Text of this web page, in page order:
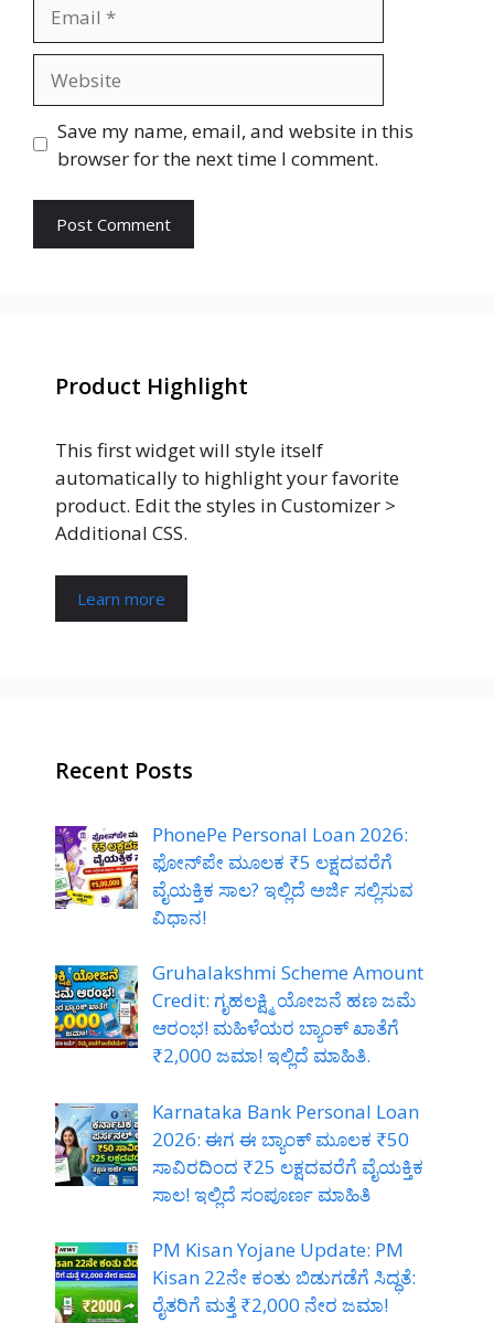
Save my name, email, and website in this
browser for the next time I comment.
Product Highlight
This first widget will style itself
automatically to highlight your favorite
product. Edit the styles in Customizer >
Additional CSS.
Learn more
Recent Posts
PhonePe Personal Loan 2026:
ಫೋನ್‌ಪೇ ಮೂಲಕ ₹5 ಲಕ್ಷದವರೆಗೆ
ವೈಯಕ್ತಿಕ ಸಾಲ? ಇಲ್ಲಿದೆ ಅರ್ಜಿ ಸಲ್ಲಿಸುವ
ವಿಧಾನ!
Gruhalakshmi Scheme Amount
Credit: ಗೃಹಲಕ್ಷ್ಮಿ ಯೋಜನೆ ಹಣ ಜಮೆ
ಆರಂಭ! ಮಹಿಳೆಯರ ಬ್ಯಾಂಕ್ ಖಾತೆಗೆ
₹2,000 ಜಮಾ! ಇಲ್ಲಿದೆ ಮಾಹಿತಿ.
Karnataka Bank Personal Loan
2026: ಈಗ ಈ ಬ್ಯಾಂಕ್ ಮೂಲಕ ₹50
ಸಾವಿರದಿಂದ ₹25 ಲಕ್ಷದವರೆಗೆ ವೈಯಕ್ತಿಕ
ಸಾಲ! ಇಲ್ಲಿದೆ ಸಂಪೂರ್ಣ ಮಾಹಿತಿ
PM Kisan Yojane Update: PM
Kisan 22ನೇ ಕಂತು ಬಿಡುಗಡೆಗೆ ಸಿದ್ಧತೆ:
ರೈತರಿಗೆ ಮತ್ತೆ ₹2,000 ನೇರ ಜಮಾ!